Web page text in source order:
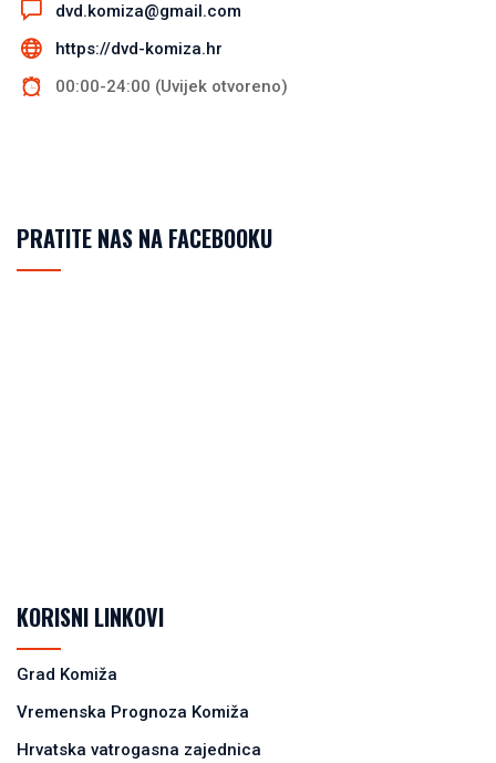
dvd.komiza@gmail.com
https://dvd-komiza.hr
00:00-24:00 (Uvijek otvoreno)
PRATITE NAS NA FACEBOOKU
KORISNI LINKOVI
Grad Komiža
Vremenska Prognoza Komiža
Hrvatska vatrogasna zajednica